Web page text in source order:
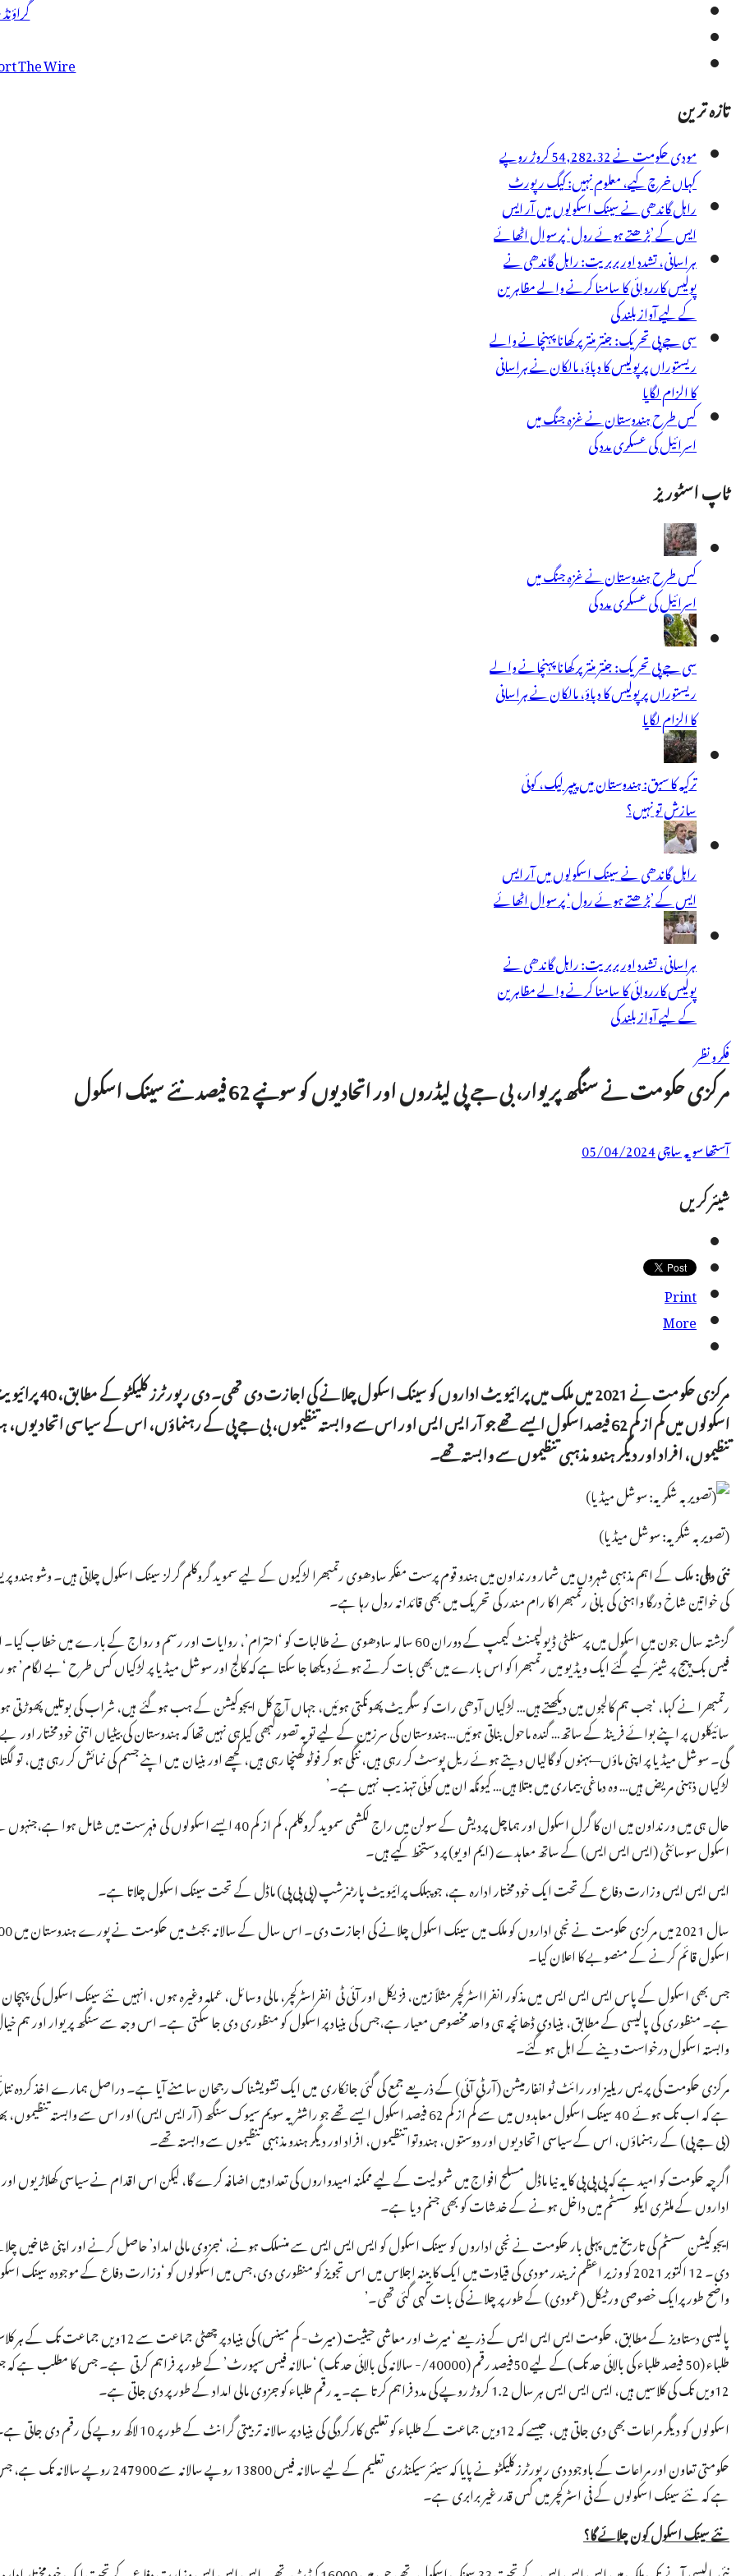
The Wire
تازہ ترین
مودی حکومت نے 54,282.32 کروڑ روپے
کہاں خرچ کیے، معلوم نہیں: کیگ رپورٹ
راہل گاندھی نے سینک اسکولوں میں آر ایس
ایس کے ’بڑھتے ہوئے رول‘ پر سوال اٹھائے
ہراسانی، تشدد اور بربریت: راہل گاندھی نے
پولیس کارروائی کا سامنا کرنے والے مظاہرین
کے لیے آواز بلند کی
سی جے پی تحریک: جنتر منتر پر کھانا پہنچانے والے
ریستوراں پر پولیس کا دباؤ، مالکان نے ہراسانی
کا الزام لگایا
کس طرح ہندوستان نے غزہ جنگ میں
اسرائیل کی عسکری مدد کی
ٹاپ اسٹوریز
کس طرح ہندوستان نے غزہ جنگ میں
اسرائیل کی عسکری مدد کی
سی جے پی تحریک: جنتر منتر پر کھانا پہنچانے والے
ریستوراں پر پولیس کا دباؤ، مالکان نے ہراسانی
کا الزام لگایا
ترکیہ کا سبق: ہندوستان میں پیپر لیک، کوئی
سازش تو نہیں؟
راہل گاندھی نے سینک اسکولوں میں آر ایس
ایس کے ’بڑھتے ہوئے رول‘ پر سوال اٹھائے
ہراسانی، تشدد اور بربریت: راہل گاندھی نے
پولیس کارروائی کا سامنا کرنے والے مظاہرین
کے لیے آواز بلند کی
فکر و نظر
مرکزی حکومت نے سنگھ پریوار، بی جے پی لیڈروں اور اتحادیوں کو سونپے 62 فیصد نئے سینک اسکول
آستھا سویہ ساچی05/04/2024
شیئر کریں
Print
More
مرکزی حکومت نے 2021 میں ملک میں پرائیویٹ اداروں کو
اسکولوں میں کم از کم 62 فیصد اسکول ایسے تھے جو آر ایس ایس اور اس سے وابستہ تنظیموں، بی جے پی کے رہنماؤں، اس کے سیاسی اتحادیوں،
تنظیموں، افراد اور دیگر ہندو مذہبی تنظیموں سے وابستہ تھے۔
(تصویر بہ شکریہ: سوشل میڈیا)
نئی دہلی:ملک کے اہم مذہبی شہروں میں شمار ورنداون میں ہندو قوم پرست مفکر سادھوی رتمبھرا لڑکیوں کے لیے سموید گروکلم گرلز سینک اسکول چلاتی ہیں۔ وشو ہندو
کی خواتین شاخ درگا واہنی کی بانی رتمبھرا کا رام مندر کی تحریک میں بھی قائدانہ رول رہا ہے۔
گزشتہ سال جون میں اسکول میں پرسنلٹی ڈیولپمنٹ کیمپ کے دوران 60 سالہ سادھوی نے طالبات کو ‘احترام’، روایات اور رسم و رواج کے بارے میں
فیس بک پیج پر شیئر کیے گئے ایک ویڈیو میں رتمبھرا کو اس بارے میں بھی بات کرتے ہوئے دیکھا جا سکتا ہے کہ کالج اور سوشل میڈیا پر لڑکیاں کس طرح ‘بے لگام’
رتمبھرا نے کہا، ‘جب ہم کالجوں میں دیکھتے ہیں… لڑکیاں آدھی رات کو سگریٹ پھونکتی ہوئیں، جہاں آج کل ایجوکیشن کے ہب ہوگئے ہیں، شراب کی بوتلیں پھوڑتی
سائیکلوں پر اپنے بوائے فرینڈ کے ساتھ… گندہ ماحول بناتی ہوئیں…ہندوستان کی سرزمین کے لیے تو یہ تصورکبھی کیا ہی نہیں تھا کہ ہندوستان کی بیٹیاں اتنی خود مختار اور
گی۔ سوشل میڈیا پر اپنی ماؤں—بہنوں کو گالیاں دیتے ہوئے ریل پوسٹ کر رہی ہیں، ننگی ہو کر فوٹو کھنچا رہی ہیں، کچھے اور بنیان میں اپنے جسم کی نمائش کر رہی ہیں، تو
لڑکیاں ذہنی مریض ہیں… وہ دماغی بیماری میں مبتلا ہیں… کیونکہ ان میں کوئی تہذیب نہیں ہے۔’
حال ہی میں ورنداون میں ان کا گرل اسکول اور ہماچل پردیش کے سولن میں راج لکشمی سموید گروکلم، کم از کم 40 ایسے اسکولوں کی فہرست میں
اسکول سوسائٹی (ایس ایس ایس) کے ساتھ معاہدے (ایم او یو) پر دستخط کیے ہیں۔
ایس ایس ایس وزارت دفاع کے تحت ایک خود مختار ادارہ ہے، جو پبلک پرائیویٹ پارٹنرشپ (پی پی پی) ماڈل کے تحت سینک اسکول چلاتا ہے۔
اسکول قائم کرنے کے منصوبے کا اعلان کیا۔
جس بھی اسکول کے پاس ایس ایس ایس میں مذکور انفرااسٹرکچر مثلاً زمین، فزیکل اور آئی ٹی انفراسٹرکچر، مالی وسائل، عملہ وغیرہ ہوں ، انہیں نئے سینک اسکول کی
ہے۔ منظوری کی پالیسی کے مطابق، بنیادی ڈھانچہ ہی واحد مخصوص معیار ہے،جس کی بنیاد پر اسکول کو منظوری دی جا سکتی ہے۔ اس وجہ سے سنگھ پریوار اور ہم
وابستہ اسکول درخواست دینے کے اہل ہو گئے۔
مرکزی حکومت کی پریس ریلیز اور رائٹ ٹو انفارمیشن (آر ٹی آئی) کے ذریعے جمع کی گئی جانکاری میں ایک تشویشناک رجحان سامنے آیا ہے۔ دراصل ہمارے اخذ کردہ
ہے کہ اب تک ہوئے 40 سینک اسکول معاہدوں میں سے کم از کم 62 فیصد اسکول ایسے تھے جو راشٹریہ سویم سیوک سنگھ (آر ایس ایس) اور اس سے وابستہ
(بی جے پی) کے رہنماؤں، اس کے سیاسی اتحادیوں اور دوستوں، ہندوتوا تنظیموں، افراد اور دیگر ہندو مذہبی تنظیموں سے وابستہ تھے۔
اگرچہ حکومت کو امید ہے کہ پی پی پی کا یہ نیا ماڈل مسلح افواج میں شمولیت کے لیے ممکنہ امیدواروں کی تعداد میں اضافہ کرے گا، لیکن اس اقدام نے سیاسی کھلاڑیوں
اداروں کے ملٹری ایکو سسٹم میں داخل ہونے کے خدشات کو بھی جنم دیا ہے۔
ایجوکیشن سسٹم کی تاریخ میں پہلی بار حکومت نے نجی اداروں کو سینک اسکول کو ایس ایس ایس سے منسلک ہونے، ‘جزوی مالی امداد’ حاصل کرنے اور اپنی شاخیں
دی۔ 12 اکتوبر 2021 کو وزیر اعظم نریندر مودی کی قیادت میں ایک کابینہ اجلاس میں اس تجویز کو منظوری دی،جس میں اسکولوں کو ‘وزارت دفاع کے موجودہ
واضح طور پرایک خصوصی ورٹیکل (عمودی) کے طور پر چلانے کی بات کہی گئی تھی۔’
طلباء (50 فیصد طلباء کی بالائی حد تک)کے لیے 50فیصد رقم (40000/- سالانہ کی بالائی حد تک) ‘سالانہ فیس سپورٹ’ کے طور پر فراہم کرتی ہے۔ جس کا
12ویں تک کی کلاسیں ہیں، ایس ایس ایس ہر سال 1.2 کروڑ روپے کی مدد فراہم کرتا ہے۔ یہ رقم طلباء کو جزوی مالی امداد کے طور پر دی جاتی ہے۔
اسکولوں کو دیگر مراعات بھی دی جاتی ہیں، جیسے کہ 12ویں جماعت کے طلباء کو تعلیمی کارکردگی کی بنیاد پر سالانہ تربیتی گرانٹ کے طور پر 10 لاکھ روپے کی رقم دی جاتی ہے۔
حکومتی تعاون اور مراعات کے باوجود دی رپورٹرز کلیکٹو نے پایا کہ سینئر سیکنڈری تعلیم کے لیے سالانہ
ہے کہ نئے سینک اسکولوں کے فی اسٹرکچر میں کس قدر غیر برابری ہے۔
نئے سینک اسکول کون چلائے گا؟